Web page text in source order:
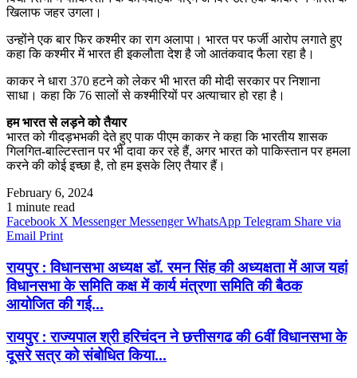
खिलाफ जहर उगला।
उन्होंने एक बार फिर कश्मीर का राग अलापा। भारत पर फर्जी आरोप लगाते हुए
कहा कि कश्मीर में भारत ही इकलौता देश है जो आतंकवाद फैला रहा है।
काकर ने धारा 370 हटने को लेकर भी भारत की मोदी सरकार पर निशाना
साधा। कहा कि 76 सालों से कश्मीरियों पर अत्याचार हो रहा है।
हम भारत से लड़ने को तैयार
भारत को गीदड़भभकी देते हुए पाक पीएम काकर ने कहा कि भारतीय शासक
गिलगित-बाल्टिस्तान पर भी दावा कर रहे हैं, अगर भारत को पाकिस्तान पर हमला
करने की कोई इच्छा है, तो हम इसके लिए तैयार हैं।
February 6, 2024
1 minute read
Facebook X Messenger Messenger WhatsApp Telegram Share via
Email Print
रायपुर : विधानसभा अध्यक्ष डॉ. रमन सिंह की अध्यक्षता में आज यहां
विधानसभा के समिति कक्ष में कार्य मंत्रणा समिति की बैठक
आयोजित की गई...
रायपुर : राज्यपाल श्री हरिचंदन ने छत्तीसगढ की 6वीं विधानसभा के
दूसरे सत्र को संबोधित किया...